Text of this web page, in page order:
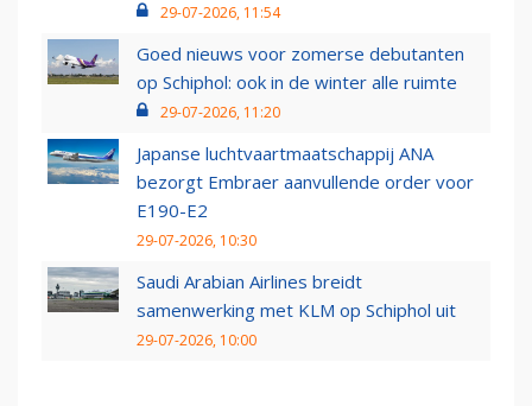
29-07-2026, 11:54
Goed nieuws voor zomerse debutanten
op Schiphol: ook in de winter alle ruimte
29-07-2026, 11:20
Japanse luchtvaartmaatschappij ANA
bezorgt Embraer aanvullende order voor
E190-E2
29-07-2026, 10:30
Saudi Arabian Airlines breidt
samenwerking met KLM op Schiphol uit
29-07-2026, 10:00